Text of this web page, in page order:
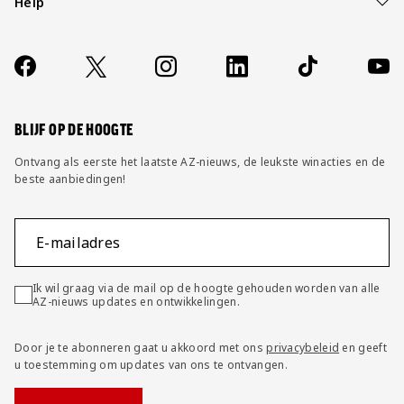
Contact
FAQ
Socials
https://www.facebook.com/AZAlkmaar
X Instagram LinkedIn TikTok
BLIJF OP DE HOOGTE
Ontvang als eerste het laatste AZ-nieuws, de leukste winacties en de
beste aanbiedingen!
E-mailadres
Ik wil graag via de mail op de hoogte gehouden worden van alle
AZ-nieuws updates en ontwikkelingen.
Door je te abonneren gaat u akkoord met onsprivacybeleid en geeft
u toestemming om updates van ons te ontvangen.